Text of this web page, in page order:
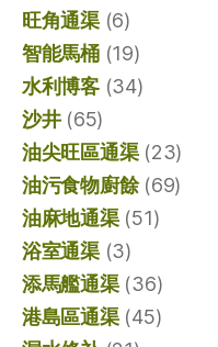
旺角通渠(6)
智能馬桶(19)
水利博客(34)
沙井(65)
油尖旺區通渠(23)
油污食物廚餘(69)
油麻地通渠(51)
浴室通渠(3)
添馬艦通渠(36)
港島區通渠(45)